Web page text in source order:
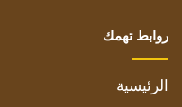
روابط تهمك
الرئيسية